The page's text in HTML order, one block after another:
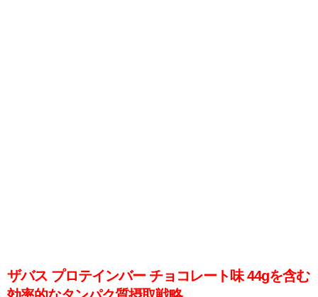
ザバス プロテインバー チョコレート味 44gを含む